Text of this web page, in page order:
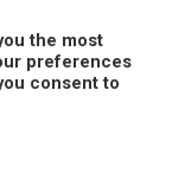
the most
preferences
consent to